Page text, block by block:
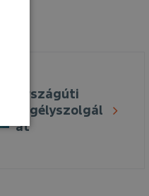
Országúti
segélyszolgál
at